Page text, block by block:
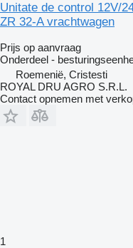
Unitate de control 12V/
ZR 32-A vrachtwagen
Prijs op aanvraag
Onderdeel -
Roemenië, Cristesti
ROYAL DRU AGRO S.R.L.
Contact opnemen met
1